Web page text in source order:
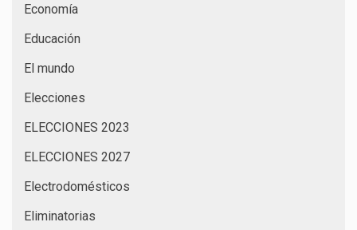
Economía
Educación
El mundo
Elecciones
ELECCIONES 2023
ELECCIONES 2027
Electrodomésticos
Eliminatorias